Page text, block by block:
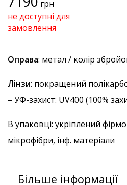
грн
не доступні для
замовлення
Оправа: метал / колір
Лінзи: покращений
– УФ-захист: UV400 (100%
В упаковці: укріплений
мікрофібри, інф. матеріали
Більше інформації